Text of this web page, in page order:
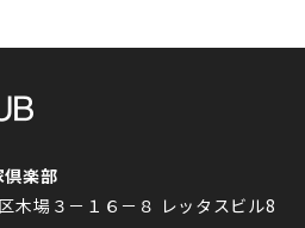
倶楽部
場３－１６－８ レッタスビル8